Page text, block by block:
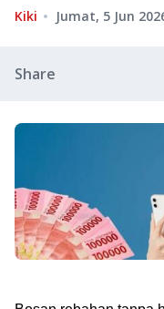
Kiki Jumat, 5 Jun
Share